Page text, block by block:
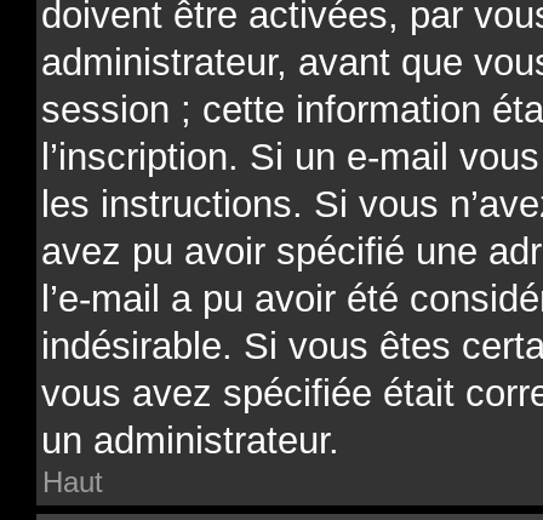
doivent être activées, par
administrateur, avant que
session ; cette information
l’inscription. Si un e-mail
les instructions. Si vous
avez pu avoir spécifié une
l’e-mail a pu avoir été
indésirable. Si vous êtes
vous avez spécifiée était
un administrateur.
Haut